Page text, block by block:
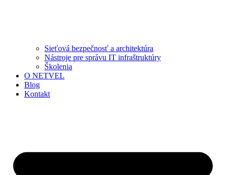
Sieťová bezpečnosť a architektúra
Nástroje pre správu IT infraštruktúry
Školenia
O NETVEL
Blog
Kontakt